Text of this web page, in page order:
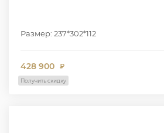
Размер: 237*302*112
428 900 ₽
Получить скидку